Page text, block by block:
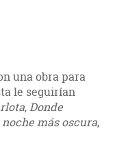
una obra para
le seguirían
,Donde
noche más oscura,